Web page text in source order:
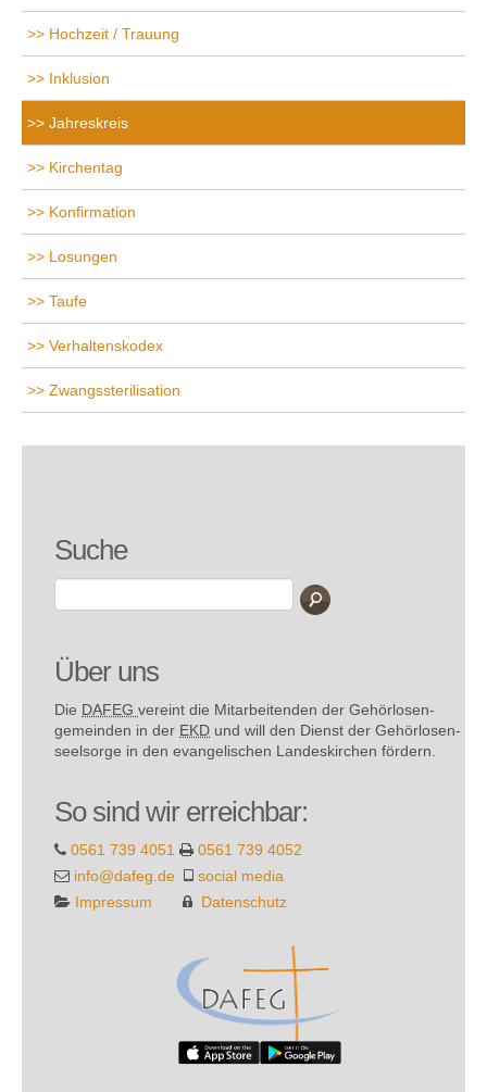
Hochzeit / Trauung
Inklusion
Jahreskreis
Kirchentag
Konfirmation
Losungen
Taufe
Verhaltenskodex
Zwangssterilisation
Suche
Über uns
Die DAFEG vereint die Mitarbeitenden der Gehör­losen­
gemeinden in der EKD und will den Dienst der Gehör­losen­
seel­sorge in den evange­lischen Landes­kirchen fördern.
So sind wir erreichbar:
0561 739 4051
0561 739 4052
info@dafeg.de
social media
Impressum
Datenschutz